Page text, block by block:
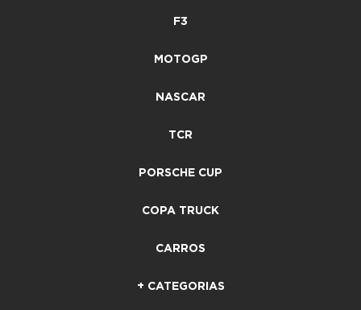
F3
MOTOGP
NASCAR
TCR
PORSCHE CUP
COPA TRUCK
CARROS
+ CATEGORIAS